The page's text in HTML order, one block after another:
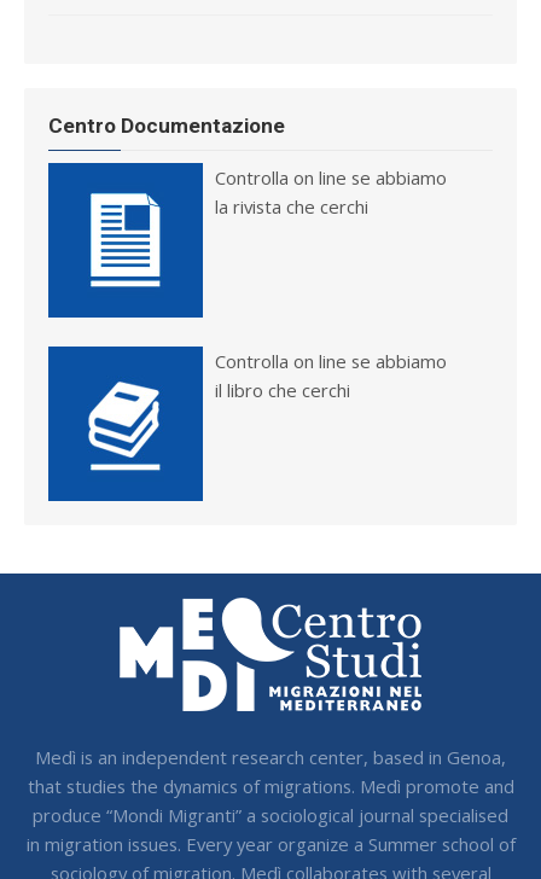
Centro Documentazione
Controlla on line se abbiamo
la rivista che cerchi
Controlla on line se abbiamo
il libro che cerchi
Medì is an independent research center, based in Genoa,
that studies the dynamics of migrations. Medì promote and
produce “Mondi Migranti” a sociological journal specialised
in migration issues. Every year organize a Summer school of
sociology of migration. Medì collaborates with several